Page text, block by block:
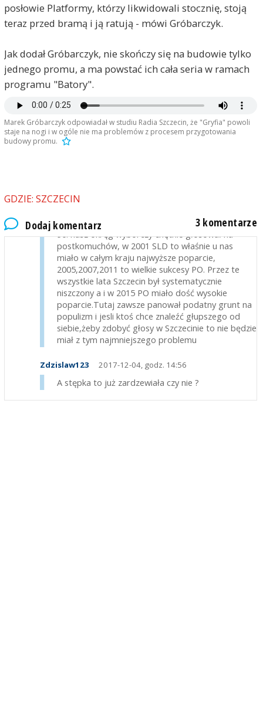
posłowie Platformy, którzy likwidowali stocznię, stoją
teraz przed bramą i ją ratują - mówi Gróbarczyk.
Jak dodał Gróbarczyk, nie skończy się na budowie tylko
jednego promu, a ma powstać ich cała seria w ramach
programu "Batory".
Marek Gróbarczyk odpowiadał w studiu Radia Szczecin, że "Gryfia" powoli
staje na nogi i w ogóle nie ma problemów z procesem przygotowania
budowy promu.
GDZIE: SZCZECIN
Dodaj komentarz 3 komentarze
Stetinensis 2017-12-04, godz. 11:00
Kruk 2017-12-04, godz. 14:25
Szczecinie ? w to wątpię. Nie bez kozery w latach
90. nasz okręg wyborczy chętnie głosował na
postkomuchów, w 2001 SLD to właśnie u nas
miało w całym kraju najwyższe poparcie,
2005,2007,2011 to wielkie sukcesy PO. Przez te
wszystkie lata Szczecin był systematycznie
niszczony a i w 2015 PO miało dość wysokie
poparcie.Tutaj zawsze panował podatny grunt na
populizm i jesli ktoś chce znaleźć głupszego od
siebie,żeby zdobyć głosy w Szczecinie to nie będzie
miał z tym najmniejszego problemu
Zdzislaw123 2017-12-04, godz. 14:56
A stępka to już zardzewiała czy nie ?